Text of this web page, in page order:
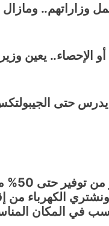
وزاراتهم.. ومازال
الإحصاء.. يعين
حتى
ـ وزراء
ونشتري الكهرباء
في المكان